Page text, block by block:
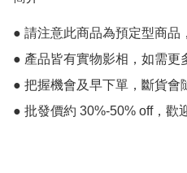
● 請注意此商品為預定型商品
● 產品皆有實物影相，如需更
● 把握機會及早下單，斷貨會
● 批發價約 30%-50% off，歡